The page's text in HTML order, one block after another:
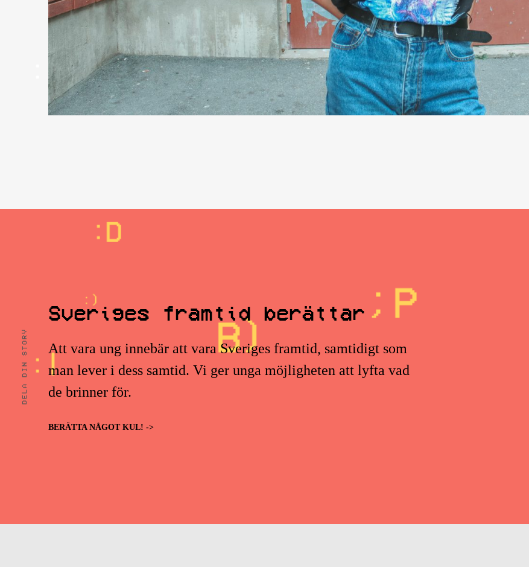
DELA DIN STORY
Sveriges framtid berättar
Att vara ung innebär att vara Sveriges framtid, samtidigt som
man lever i dess samtid. Vi ger unga möjligheten att lyfta vad
de brinner för.
BERÄTTA NÅGOT KUL! ->